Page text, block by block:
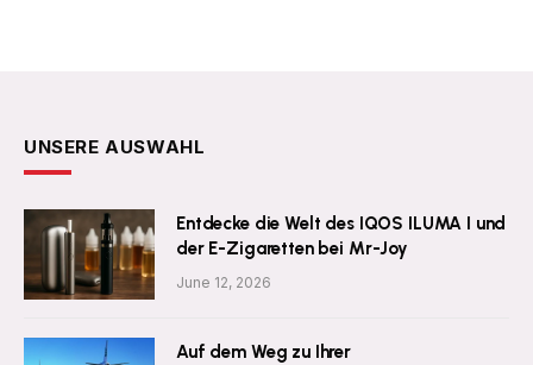
UNSERE AUSWAHL
Entdecke die Welt des IQOS ILUMA I und
der E-Zigaretten bei Mr-Joy
June 12, 2026
Auf dem Weg zu Ihrer